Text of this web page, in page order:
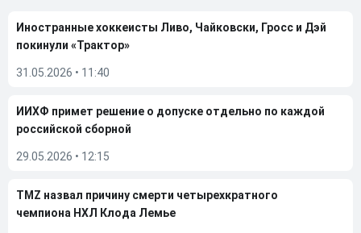
Иностранные хоккеисты Ливо, Чайковски, Гросс и Дэй
покинули «Трактор»
31.05.2026 • 11:40
ИИХФ примет решение о допуске отдельно по каждой
российской сборной
29.05.2026 • 12:15
TMZ назвал причину смерти четырехкратного
чемпиона НХЛ Клода Лемье